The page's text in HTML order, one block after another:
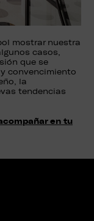
mostrar nuestra
casos,
que se
convencimiento
la
tendencias
en tu